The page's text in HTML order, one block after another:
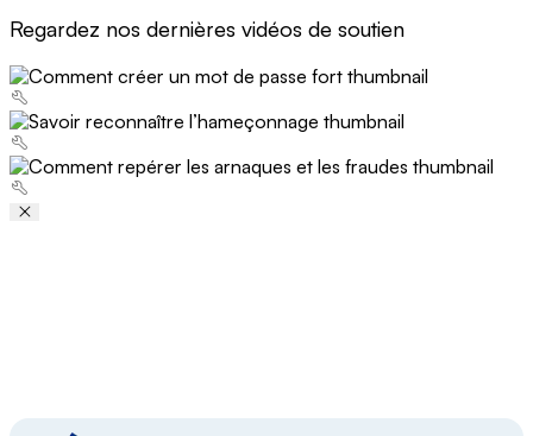
Regardez nos dernières vidéos de soutien
Video Player